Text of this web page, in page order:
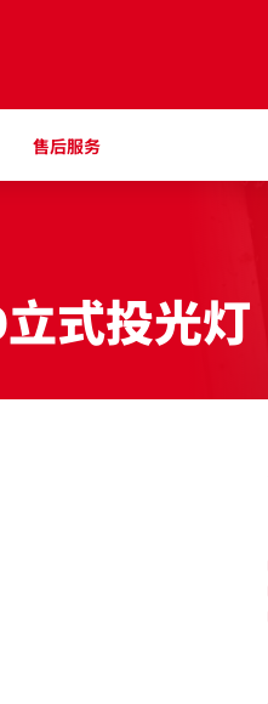
售后服务
式投光灯